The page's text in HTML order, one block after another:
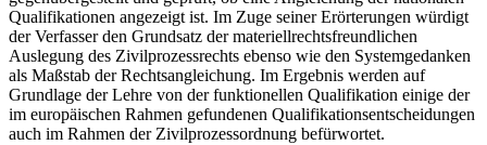
Qualifikationen angezeigt ist. Im Zuge seiner Erörterungen würdigt
der Verfasser den Grundsatz der materiellrechtsfreundlichen
Auslegung des Zivilprozessrechts ebenso wie den Systemgedanken
als Maßstab der Rechtsangleichung. Im Ergebnis werden auf
Grundlage der Lehre von der funktionellen Qualifikation einige der
im europäischen Rahmen gefundenen Qualifikationsentscheidungen
auch im Rahmen der Zivilprozessordnung befürwortet.